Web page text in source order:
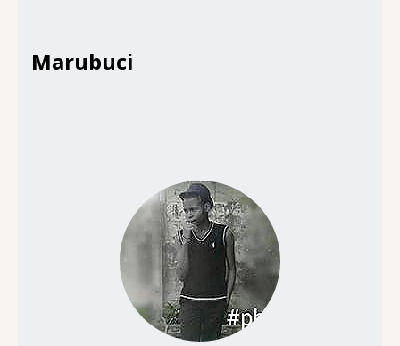
Marubuci